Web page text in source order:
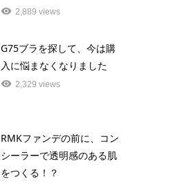
2,889 views
G75ブラを探して、今は購
入に悩まなくなりました
2,329 views
RMKファンデの前に、コン
シーラーで透明感のある肌
をつくる！？